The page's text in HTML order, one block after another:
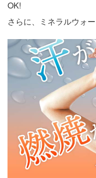
OK!
さらに、ミネラルウォ